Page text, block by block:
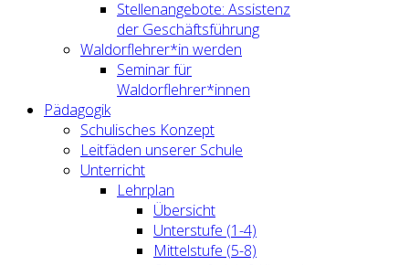
Stellenangebote: Assistenz
der Geschäftsführung
Waldorflehrer*in werden
Seminar für
Waldorflehrer*innen
Pädagogik
Schulisches Konzept
Leitfäden unserer Schule
Unterricht
Lehrplan
Übersicht
Unterstufe (1-4)
Mittelstufe (5-8)